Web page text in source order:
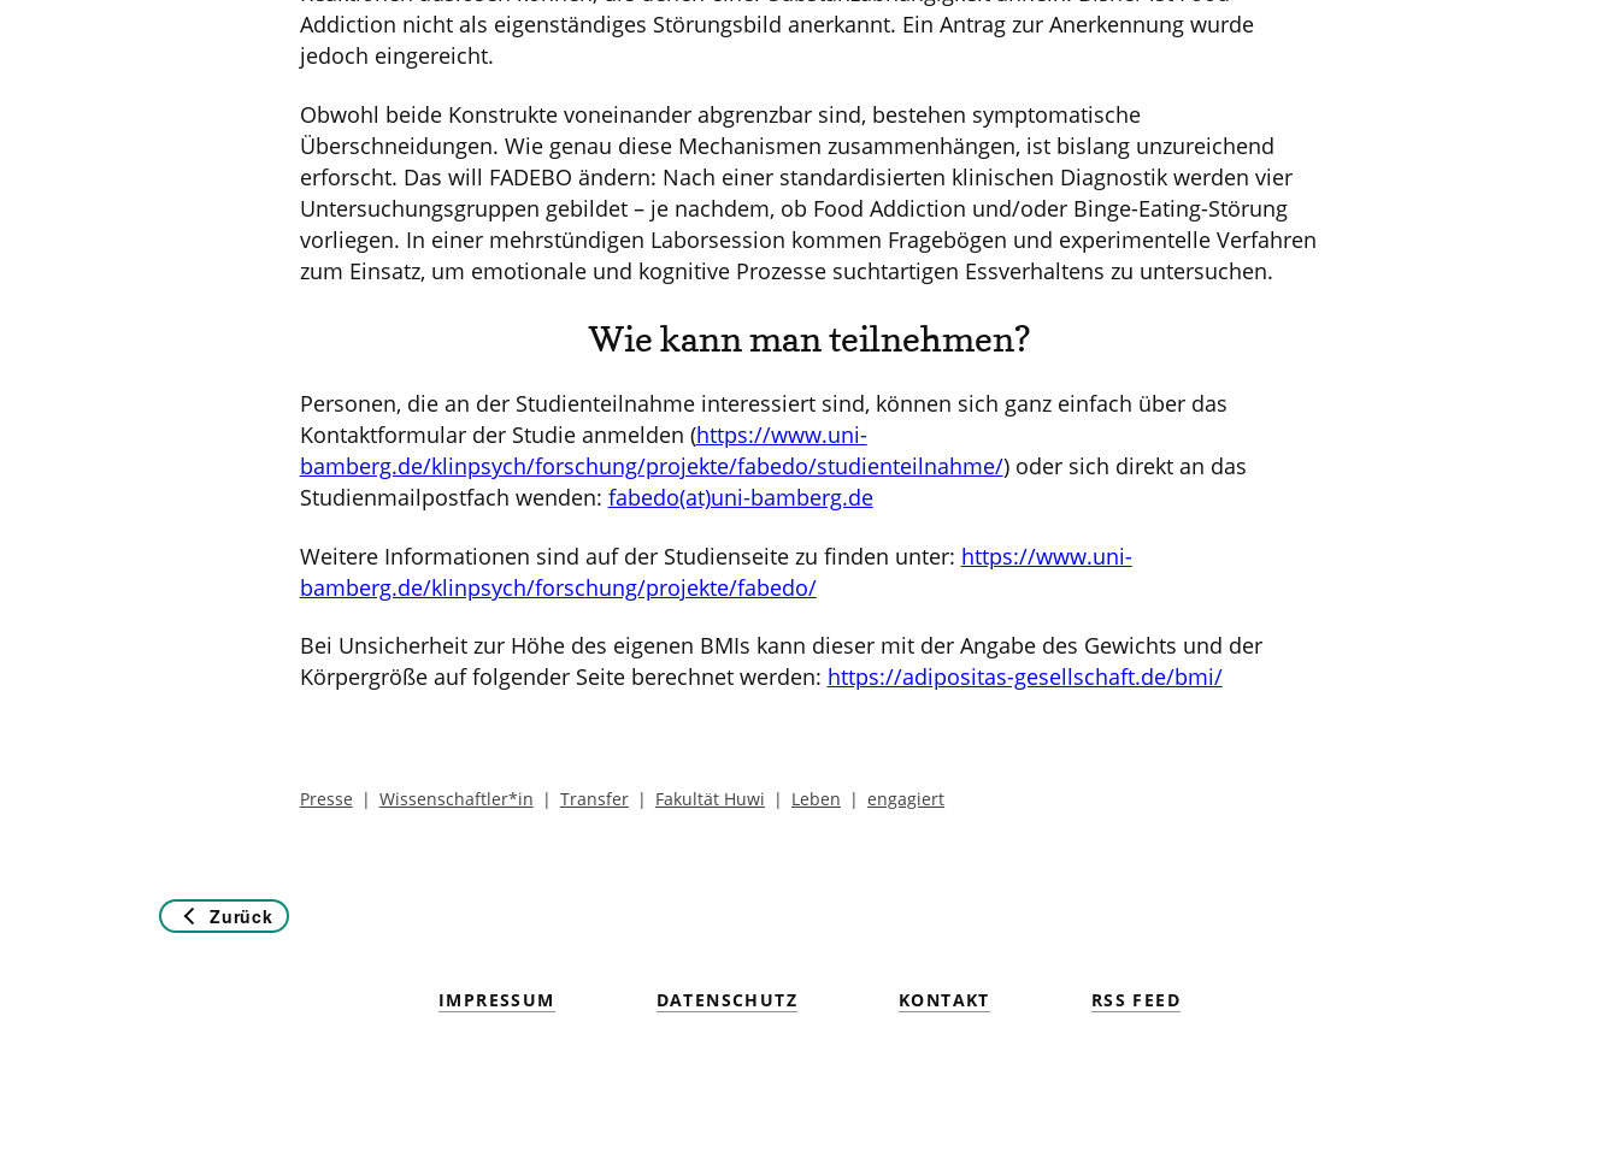
Addiction nicht als eigenständiges Störungsbild anerkannt. Ein Antrag zur Anerkennung wurde
jedoch eingereicht.
Obwohl beide Konstrukte voneinander abgrenzbar sind, bestehen symptomatische
Überschneidungen. Wie genau diese Mechanismen zusammenhängen, ist bislang unzureichend
erforscht. Das will FADEBO ändern: Nach einer standardisierten klinischen Diagnostik werden vier
Untersuchungsgruppen gebildet – je nachdem, ob Food Addiction und/oder Binge-Eating-Störung
vorliegen. In einer mehrstündigen Laborsession kommen Fragebögen und experimentelle Verfahren
zum Einsatz, um emotionale und kognitive Prozesse suchtartigen Essverhaltens zu untersuchen.
Wie kann man teilnehmen?
Personen, die an der Studienteilnahme interessiert sind, können sich ganz einfach über das
Kontaktformular der Studie anmelden (https://www.uni-
bamberg.de/klinpsych/forschung/projekte/fabedo/studienteilnahme/) oder sich direkt an das
Studienmailpostfach wenden: fabedo(at)uni-bamberg.de
Weitere Informationen sind auf der Studienseite zu finden unter: https://www.uni-
bamberg.de/klinpsych/forschung/projekte/fabedo/
Bei Unsicherheit zur Höhe des eigenen BMIs kann dieser mit der Angabe des Gewichts und der
Körpergröße auf folgender Seite berechnet werden: https://adipositas-gesellschaft.de/bmi/
Presse Wissenschaftler*in Transfer Fakultät Huwi Leben engagiert
Zurück
IMPRESSUM DATENSCHUTZ KONTAKT RSS FEED